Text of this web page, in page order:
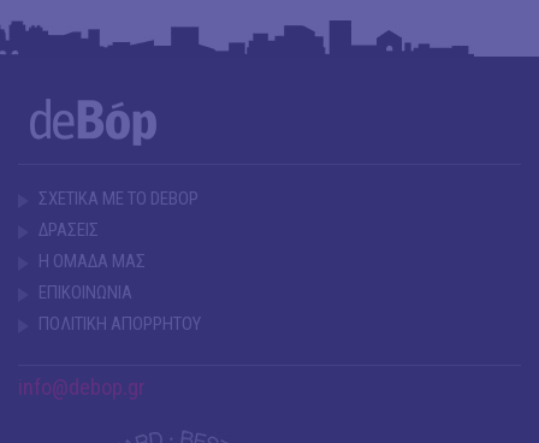
ΣΧΕΤΙΚΑ ΜΕ ΤΟ DEBOP
ΔΡΑΣΕΙΣ
Η ΟΜΑΔΑ ΜΑΣ
ΕΠΙΚΟΙΝΩΝΙΑ
ΠΟΛΙΤΙΚΗ ΑΠΟΡΡΗΤΟΥ
info@debop.gr